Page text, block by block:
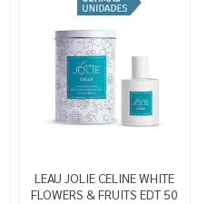
LEAU JOLIE CELINE WHITE
FLOWERS & FRUITS EDT 50